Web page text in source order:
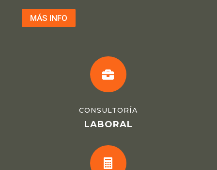
MÁS INFO

CONSULTORÍA
LABORAL
